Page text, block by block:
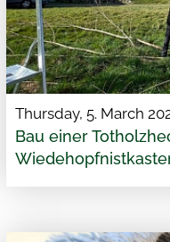
Thursday, 5. March
Bau einer